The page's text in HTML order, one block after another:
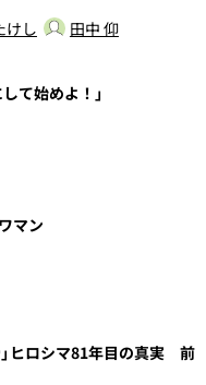
けし 田中 仰
て始めよ！」
マン
」ヒロシマ81年目の真実 前